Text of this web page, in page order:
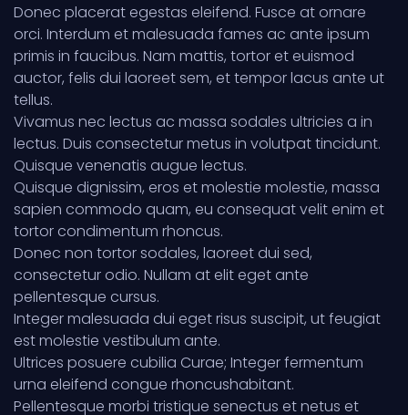
Donec placerat egestas eleifend. Fusce at ornare
orci. Interdum et malesuada fames ac ante ipsum
primis in faucibus. Nam mattis, tortor et euismod
auctor, felis dui laoreet sem, et tempor lacus ante ut
tellus.
Vivamus nec lectus ac massa sodales ultricies a in
lectus. Duis consectetur metus in volutpat tincidunt.
Quisque venenatis augue lectus.
Quisque dignissim, eros et molestie molestie, massa
sapien commodo quam, eu consequat velit enim et
tortor condimentum rhoncus.
Donec non tortor sodales, laoreet dui sed,
consectetur odio. Nullam at elit eget ante
pellentesque cursus.
Integer malesuada dui eget risus suscipit, ut feugiat
est molestie vestibulum ante.
Ultrices posuere cubilia Curae; Integer fermentum
urna eleifend congue rhoncushabitant.
Pellentesque morbi tristique senectus et netus et